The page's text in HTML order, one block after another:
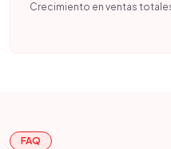
Crecimiento en ventas
FAQ